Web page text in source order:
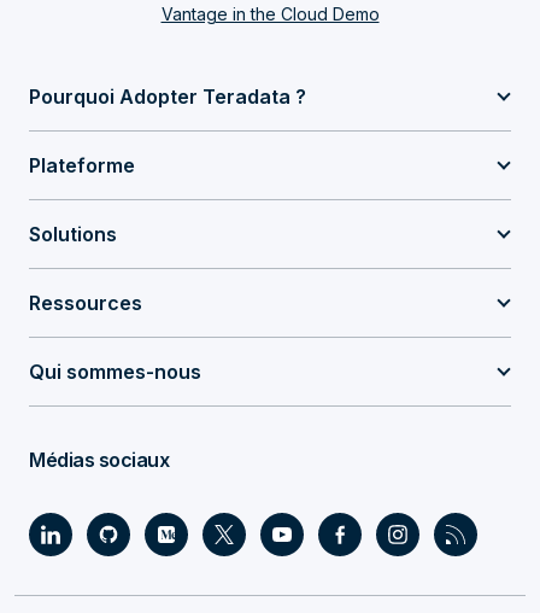
Vantage in the Cloud Demo
Pourquoi Adopter Teradata ?
Plateforme
Solutions
Ressources
Qui sommes-nous
Médias sociaux